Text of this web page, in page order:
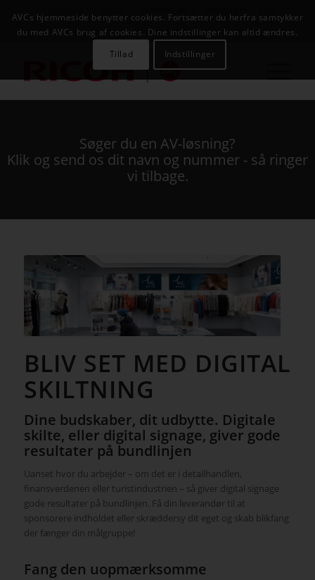
AVC INFOSYSTEM
Søger du en AV-løsning?
Klik og send os dit navn og nummer - så ringer
vi tilbage.
BLIV SET MED DIGITAL
SKILTNING
Dine budskaber, dit udbytte. Digitale
skilte, eller digital signage, giver gode
resultater på bundlinjen
Uanset hvor du arbejder – om det er i detailhandlen,
finansverdenen eller turistindustrien – så giver digital signage
gode resultater på bundlinjen. Få din leverandør til at
sponsorere indholdet eller skræddersy dit eget og skab blikfang
der fænger din målgruppe!
Fang den uopmærksomme
AVCs hjemmeside benytter cookies. Fortsætter du herfra samtykker
du med AVCs brug af cookies. Dine indstillinger kan altid ændres.
Tillad
Indstillinger